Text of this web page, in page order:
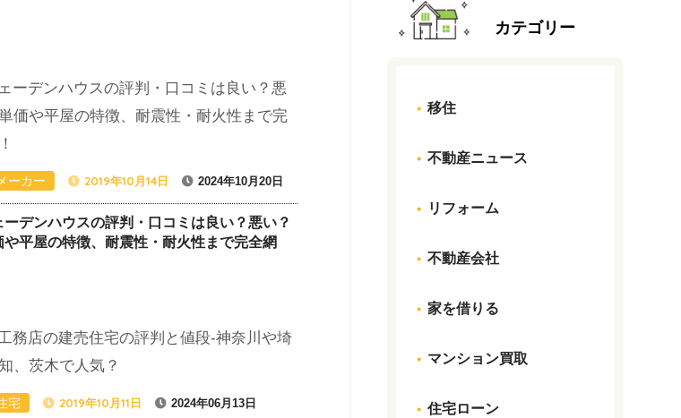
ーカー 2019年10月14日 2024年10月20日
ーデンハウスの評判・口コミは良い？悪い？
や平屋の特徴、耐震性・耐火性まで完全網
宅 2019年10月11日 2024年06月13日
カテゴリー
移住
不動産ニュース
リフォーム
不動産会社
家を借りる
マンション買取
住宅ローン